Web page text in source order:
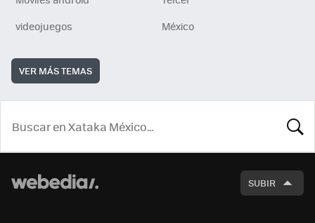
videojuegos
México
VER MÁS TEMAS
SUBIR